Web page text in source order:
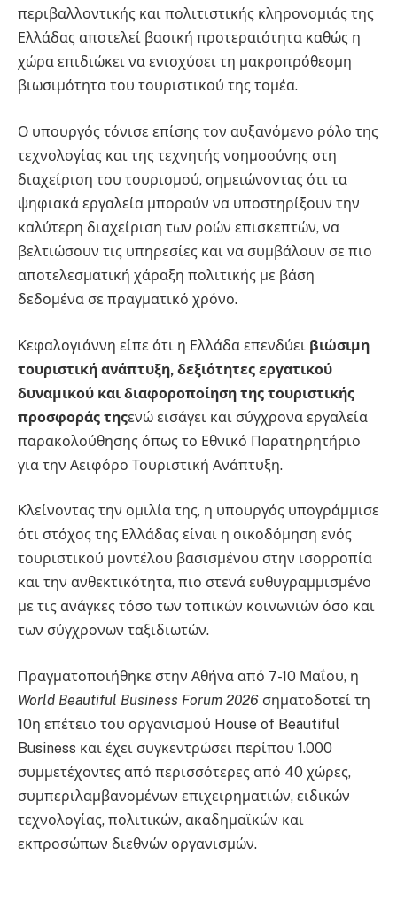
περιβαλλοντικής και πολιτιστικής κληρονομιάς της
Ελλάδας αποτελεί βασική προτεραιότητα καθώς η
χώρα επιδιώκει να ενισχύσει τη μακροπρόθεσμη
βιωσιμότητα του τουριστικού της τομέα.
Ο υπουργός τόνισε επίσης τον αυξανόμενο ρόλο της
τεχνολογίας και της τεχνητής νοημοσύνης στη
διαχείριση του τουρισμού, σημειώνοντας ότι τα
ψηφιακά εργαλεία μπορούν να υποστηρίξουν την
καλύτερη διαχείριση των ροών επισκεπτών, να
βελτιώσουν τις υπηρεσίες και να συμβάλουν σε πιο
αποτελεσματική χάραξη πολιτικής με βάση
δεδομένα σε πραγματικό χρόνο.
Κεφαλογιάννη είπε ότι η Ελλάδα επενδύει βιώσιμη
τουριστική ανάπτυξη, δεξιότητες εργατικού
δυναμικού και διαφοροποίηση της τουριστικής
προσφοράς τηςενώ εισάγει και σύγχρονα εργαλεία
παρακολούθησης όπως το Εθνικό Παρατηρητήριο
για την Αειφόρο Τουριστική Ανάπτυξη.
Κλείνοντας την ομιλία της, η υπουργός υπογράμμισε
ότι στόχος της Ελλάδας είναι η οικοδόμηση ενός
τουριστικού μοντέλου βασισμένου στην ισορροπία
και την ανθεκτικότητα, πιο στενά ευθυγραμμισμένο
με τις ανάγκες τόσο των τοπικών κοινωνιών όσο και
των σύγχρονων ταξιδιωτών.
Πραγματοποιήθηκε στην Αθήνα από 7-10 Μαΐου, η
World Beautiful Business Forum 2026 σηματοδοτεί τη
10η επέτειο του οργανισμού House of Beautiful
Business και έχει συγκεντρώσει περίπου 1.000
συμμετέχοντες από περισσότερες από 40 χώρες,
συμπεριλαμβανομένων επιχειρηματιών, ειδικών
τεχνολογίας, πολιτικών, ακαδημαϊκών και
εκπροσώπων διεθνών οργανισμών.